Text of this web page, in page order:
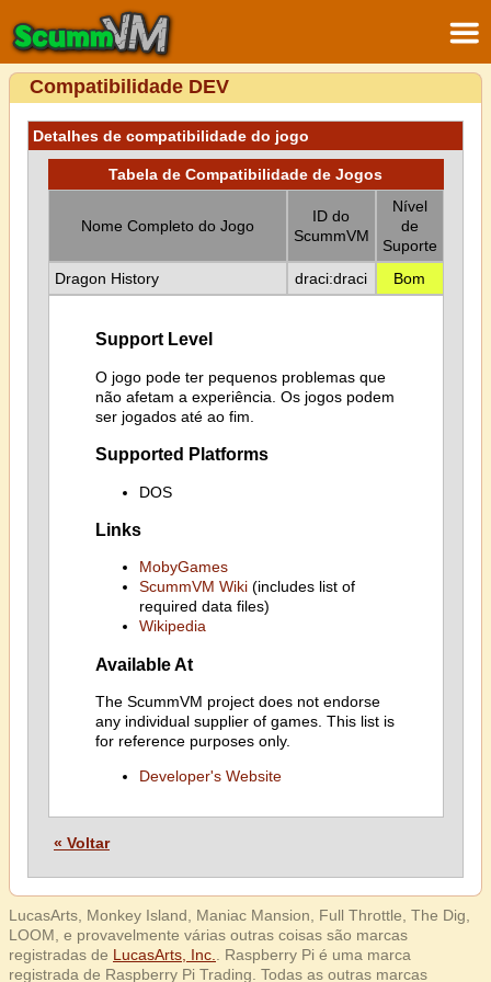
Compatibilidade DEV
Detalhes de compatibilidade do jogo
Tabela de Compatibilidade de Jogos
Nome Completo do Jogo
ID do
ScummVM
Nível
de
Suporte
Dragon History
draci:draci Bom
Support Level
O jogo pode ter pequenos problemas que
não afetam a experiência. Os jogos podem
ser jogados até ao fim.
Supported Platforms
DOS
Links
MobyGames
ScummVM Wiki(includes list of
required data files)
Wikipedia
Available At
The ScummVM project does not endorse
any individual supplier of games. This list is
for reference purposes only.
Developer's Website
« Voltar
LucasArts, Monkey Island, Maniac Mansion, Full Throttle, The Dig,
LOOM, e provavelmente várias outras coisas são marcas
registradas de LucasArts, Inc.
. Raspberry Pi é uma marca
registrada de Raspberry Pi Trading. Todas as outras marcas